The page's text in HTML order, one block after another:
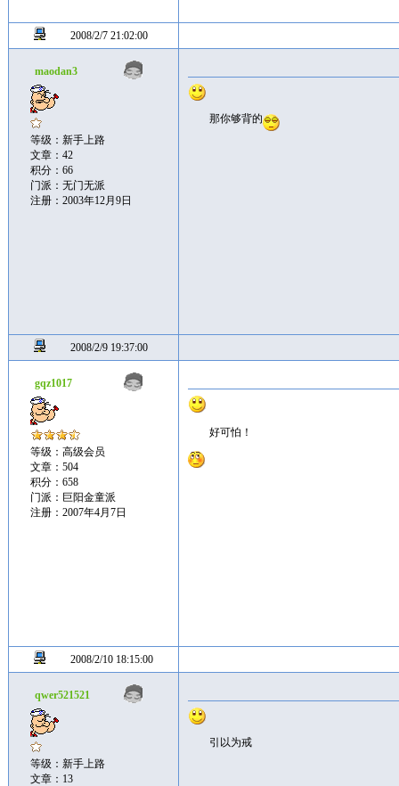
2008/2/7 21:02:00
maodan3
等级：新手上路
文章：42
积分：66
门派：无门无派
注册：2003年12月9日
那你够背的
2008/2/9 19:37:00
gqz1017
等级：高级会员
文章：504
积分：658
门派：巨阳金童派
注册：2007年4月7日
好可怕！
2008/2/10 18:15:00
qwer521521
等级：新手上路
文章：13
引以为戒